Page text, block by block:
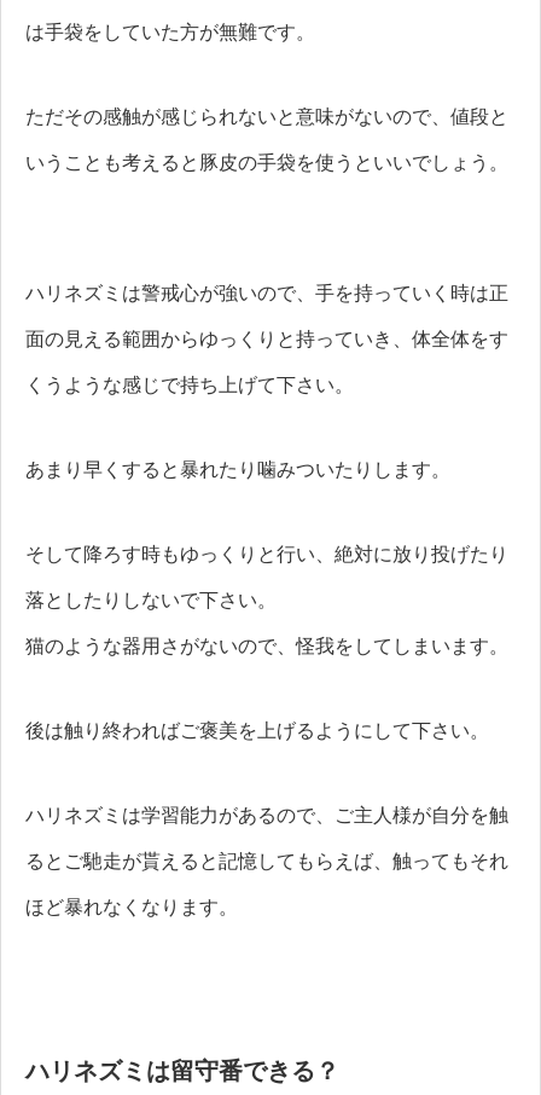
は手袋をしていた方が無難です。
ただその感触が感じられないと意味がないので、値段と
いうことも考えると豚皮の手袋を使うといいでしょう。
ハリネズミは警戒心が強いので、手を持っていく時は正
面の見える範囲からゆっくりと持っていき、体全体をす
くうような感じで持ち上げて下さい。
あまり早くすると暴れたり噛みついたりします。
そして降ろす時もゆっくりと行い、絶対に放り投げたり
落としたりしないで下さい。
猫のような器用さがないので、怪我をしてしまいます。
後は触り終わればご褒美を上げるようにして下さい。
ハリネズミは学習能力があるので、ご主人様が自分を触
るとご馳走が貰えると記憶してもらえば、触ってもそれ
ほど暴れなくなります。
ハリネズミは留守番できる？